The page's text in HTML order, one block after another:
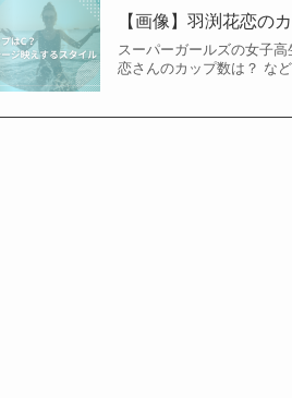
【画像】羽渕花恋の
スーパーガールズの女子
恋さんのカップ数は？ な